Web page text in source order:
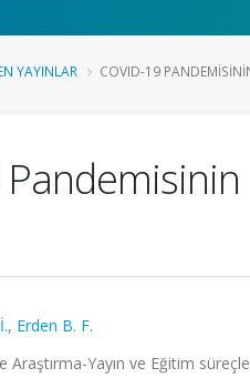
YAYINLAR COVID-19
, Erden B. F.
Araştırma-Yayın ve Eğitim